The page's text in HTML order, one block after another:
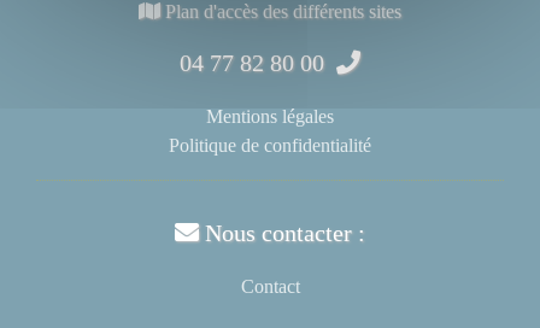
Plan d'accès des différents sites
04 77 82 80 00
Mentions légales
Politique de confidentialité
Nous contacter :
Contact